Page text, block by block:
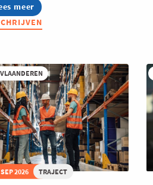
meer
2026 TRAJECT